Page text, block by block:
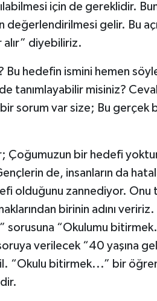
için de gereklidir.
değerlendirilmesi gelir. Bu
alır” diyebiliriz.
Bu hedefin ismini hemen
tanımlayabilir misiniz?
sorum var size; Bu gerçek
Çoğumuzun bir hedefi
de, insanların da
olduğunu zannediyor. Onu
birinin adını
“Okulumu
verilecek “40 yaşına
“Okulu bitirmek...” bir